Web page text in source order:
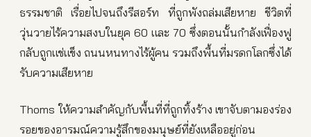
ธรรมชาติ เรื่อยไปจนถึงรีสอร์ท ที่ถูกพังถล่มเสียหาย ชีวิตที่
วุ่นวายไร้ความสงบในยุค 60 และ 70 ซึ่งตอนนั้นกำลังเฟื่องฟู
กลับถูกแช่แข็ง ถนนหนทางไร้ผู้คน รวมถึงพื้นที่มรดกโลกซึ่งได้
รับความเสียหาย
Thoms ให้ความสำคัญกับพื้นที่ที่ถูกทิ้งร้าง เขาจับตามองร่อง
รอยของอารมณ์ความรู้สึกของมนุษย์ที่ยังเหลืออยู่ก่อน